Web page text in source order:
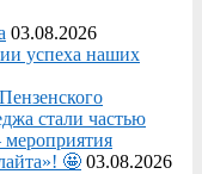
03.08.2026
успеха наших
стали частью
🤩 03.08.2026